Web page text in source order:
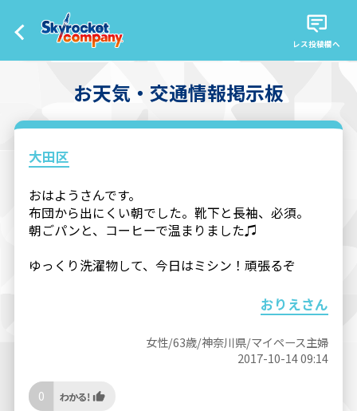
レス投稿欄へ
お天気・交通情報掲示板
大田区
おはようさんです。
布団から出にくい朝でした。靴下と長袖、必須。
朝ごパンと、コーヒーで温まりました♫
ゆっくり洗濯物して、今日はミシン！頑張るぞ
おりえさん
女性/63歳/神奈川県/マイペース主婦
2017-10-14 09:14
0